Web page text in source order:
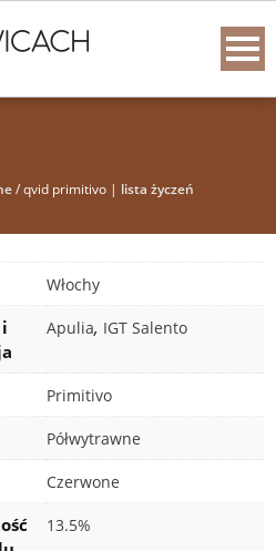
/ qvid primitivo | lista życzeń
Włochy
Apulia, IGT Salento
Primitivo
Półwytrawne
Czerwone
13.5%